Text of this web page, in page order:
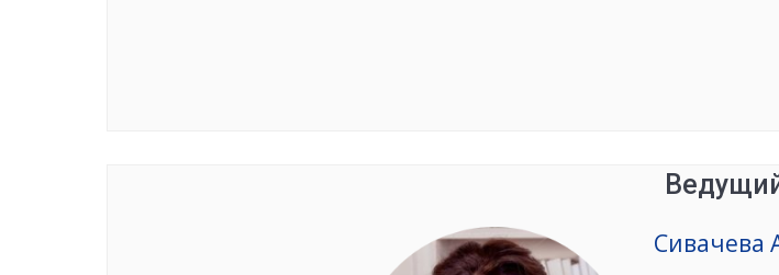
Сивачева